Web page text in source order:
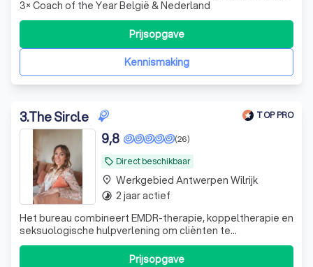
3× Coach of the Year België & Nederland
Kennismaking
Prijsopgave
3.The Sircle TOP PRO
local_offer Direct beschikbaar
(26)
9,8
Het bureau combineert EMDR-therapie, koppeltherapie en
seksuologische hulpverlening om cliënten te
ondersteunen in hun zoektocht naar liefde en verbinding.
Prijsopgave
place Werkgebied Antwerpen Wilrijk
timelapse 2 jaar actief